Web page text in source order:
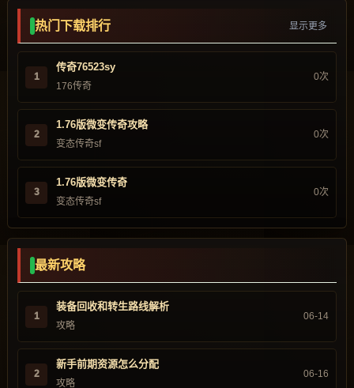
热门下载排行 显示更多
1
传奇76523sy
176传奇
0次
2
1.76版微变传奇攻略
变态传奇sf
0次
3
1.76版微变传奇
变态传奇sf
0次
最新攻略
1
装备回收和转生路线解析
攻略
06-14
2
新手前期资源怎么分配
攻略
06-16